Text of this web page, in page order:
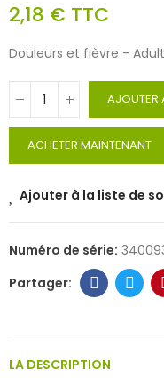
2,18 € TTC
Douleurs et fièvre -
AJOUTER
ACHETER MAINTENANT
Ajouter à la liste de
Numéro de série:
LA DESCRIPTION